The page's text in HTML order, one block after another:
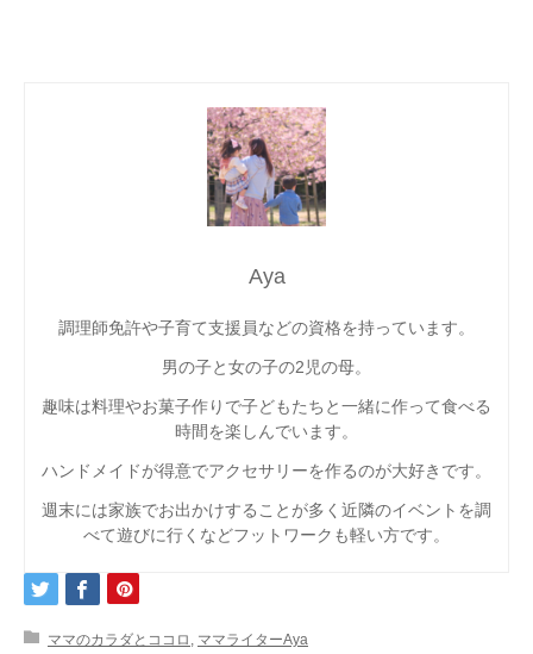
Aya
調理師免許や子育て支援員などの資格を持っています。
男の子と女の子の2児の母。
趣味は料理やお菓子作りで子どもたちと一緒に作って食べる
時間を楽しんでいます。
ハンドメイドが得意でアクセサリーを作るのが大好きです。
週末には家族でお出かけすることが多く近隣のイベントを調
べて遊びに行くなどフットワークも軽い方です。
ママのカラダとココロ , ママライターAya